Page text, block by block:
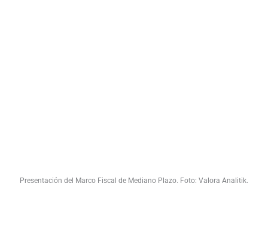
Presentación del Marco Fiscal de Mediano Plazo. Foto: Valora Analitik.